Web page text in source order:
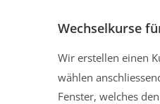
Wechselkurse
Wir erstellen einen
wählen
Fenster, welches